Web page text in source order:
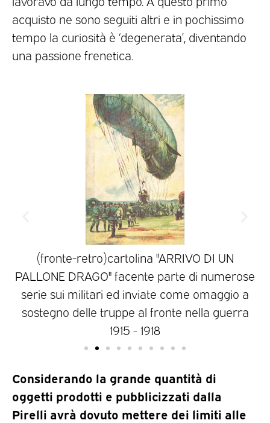
acquisto ne sono seguiti altri e in pochissimo
tempo la curiosità è ‘degenerata’, diventando
una passione frenetica.
(fronte-retro)cartolina "ARRIVO DI UN
PALLONE DRAGO" facente parte di numerose
serie sui militari ed inviate come omaggio a
sostegno delle truppe al fronte nella guerra
1915 - 1918
Considerando la grande quantità di
oggetti prodotti e pubblicizzati dalla
Pirelli avrà dovuto mettere dei limiti alle